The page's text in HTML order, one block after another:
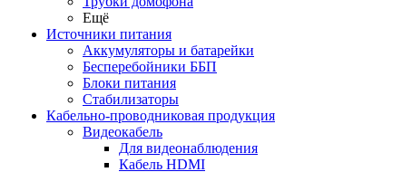
Ещё
Источники питания
Аккумуляторы и батарейки
Бесперебойники ББП
Блоки питания
Стабилизаторы
Кабельно-проводниковая продукция
Видеокабель
Для видеонаблюдения
Кабель HDMI